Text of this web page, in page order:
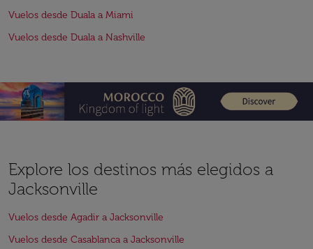
Vuelos desde Duala a Miami
Vuelos desde Duala a Nashville
Explore los destinos más elegidos a
Jacksonville
Vuelos desde Agadir a Jacksonville
Vuelos desde Casablanca a Jacksonville